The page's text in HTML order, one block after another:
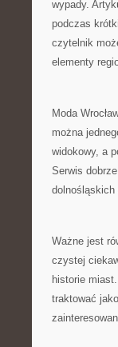
wypady.
podczas
czytelnik
elementy
Moda
można
widokowy, a
Serwis
dolnośląskich
Ważne jest
czystej
historie
traktować